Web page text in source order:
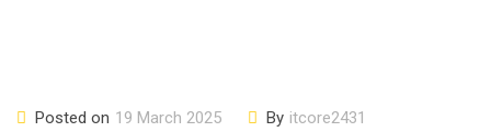
Posted on 19 March 2025 By itcore2431